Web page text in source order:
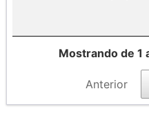
Mostrando de 1
Anterior